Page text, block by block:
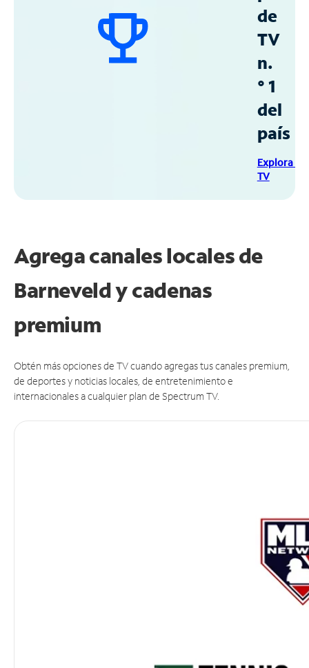
de
TV
n.
° 1
del
país
Explora
TV
Agrega canales locales de
Barneveld y cadenas
premium
Obtén más opciones de TV cuando agregas tus canales premium,
de deportes y noticias locales, de entretenimiento e
internacionales a cualquier plan de Spectrum TV.